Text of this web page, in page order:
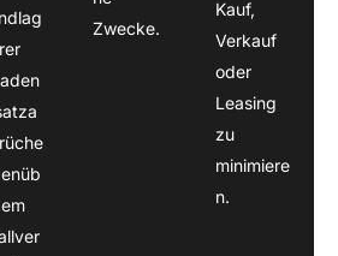
Zwecke.
Kauf,
Verkauf
oder
Leasing
zu
minimiere
n.